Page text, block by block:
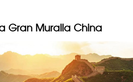
Gran Muralla China